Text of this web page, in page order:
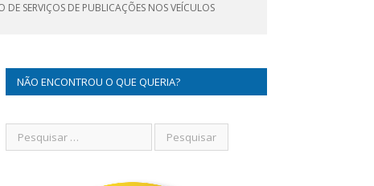
SERVIÇOS DE PUBLICAÇÕES NOS VEÍCULOS
NÃO ENCONTROU O QUE QUERIA?